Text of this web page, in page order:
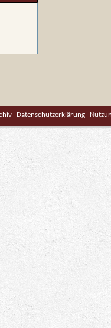
Datenschutzerklärung